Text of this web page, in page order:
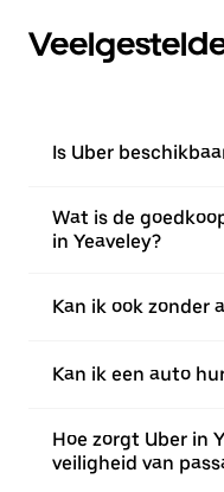
Is Uber
Wat is de
in Yeaveley?
Kan ik ook zonder
Kan ik een auto
Hoe zorgt Uber in
veiligheid van